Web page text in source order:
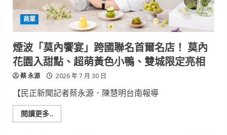
推
「與
身
健
康
有
約」
6
場
系
講
座
首
商業
煙波「莫內饗宴」跨國聯名首爾名店！ 莫內
花園入甜點、超萌黃色小鴨、雙城限定亮相
蔡 永源 2026 年 7 月 30 日
【民正新聞記者蔡永源．陳慧明台南報導
閱讀更多..
more